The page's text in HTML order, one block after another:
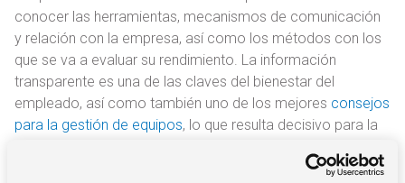
conocer las herramientas, mecanismos de comunicación
y relación con la empresa, así como los métodos con los
que se va a evaluar su rendimiento. La información
transparente es una de las claves del bienestar del
empleado, así como también uno de los mejores consejos
para la gestión de equipos, lo que resulta decisivo para la
En esta línea, las soluciones de software de gestión de